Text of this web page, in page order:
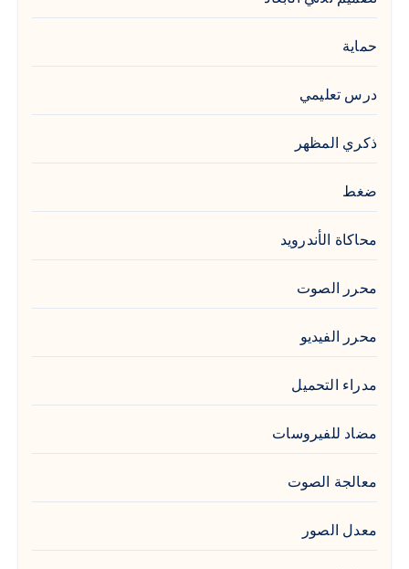
حماية
درس تعليمي
ذكري المظهر
ضغط
محاكاة الأندرويد
محرر الصوت
محرر الفيديو
مدراء التحميل
مضاد للفيروسات
معالجة الصوت
معدل الصور